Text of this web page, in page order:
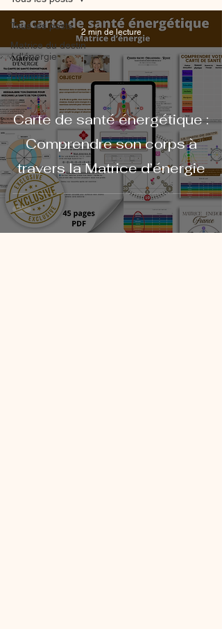
Tous les posts
Matrice du destin
/ d'énergie
Hypnose
Carte de santé énergétique :
Comprendre son corps à
travers la Matrice d’énergie
2 min de lecture